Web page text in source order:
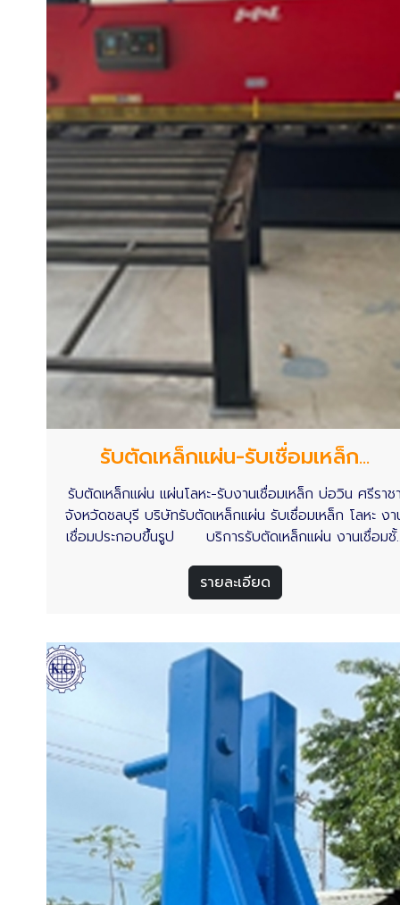
รับตัดเหล็กแผ่น-รับเชื่อมเหล็ก...
รับตัดเหล็กแผ่น แผ่นโลหะ-รับงานเชื่อมเหล็ก บ่อวิน ศรีราช
จังหวัดชลบุรี บริษัทรับตัดเหล็กแผ่น รับเชื่อมเหล็ก โลหะ ง
เชื่อมประกอบขึ้นรูป บริการรับตัดเหล็กแผ่น งานเชื่อมชั้
ตามตัวอย่าง สามารถเชื่อมโลหะ เหล็ก สเเตนเลส ตามความ
ต้องการของลูกค้า• ตัดสแตนเลส • เชื่อมต่อชน,เชื่อ
อลูมิเนียม • เชื่อมต่อมุม,เชื่อมต่อแบบฉาก ช่างข
เรามีประสบการณ์มากกว่า 10 ปี ในกลุ่มงานอุตสาหกรรม
รองรับงานผลิตจำนวนมาก ส่งมอบงานตรงสเปคครบจำน
ส่งงานตรงตามเวลา ในราคามิตรภาพ รองรับงานเชื่อมเห
โครงสร้าง งานเชื่อมตัวถังเหล็ก ถังสแตนเลสสำหรับ
อุตสาหกรรม ทุกรูปแบบตามความต้องการของลูกค้า บริก
ตัดเหล็กแผ่น-บริการเชื่อมเหล็ก บริษัท กิจเจริญ กรุ๊ป เอ็นจิ
เนียริ่ง แอนด์ ซัพพลาย จำกัด พร้อมให้บริการลูกที่
ต้องการหาโรงงานตัดเหล็ก-เชื่อมเหล็ก ในจังหวัดชลบุรี ร
ถึงในพื้นที่เขตอุตสาหกรรมทั่วประเทศไทย อ่านเพิ่มเติม
รายละเอียด